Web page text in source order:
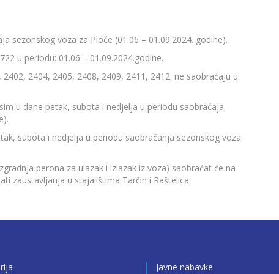
sezonskog voza za Ploče (01.06 – 01.09.2024. godine).
u periodu: 01.06 – 01.09.2024.godine.
2404, 2405, 2408, 2409, 2411, 2412: ne saobraćaju u
u dane petak, subota i nedjelja u periodu saobraćaja
subota i nedjelja u periodu saobraćanja sezonskog voza
perona za ulazak i izlazak iz voza) saobraćat će na
zaustavljanja u stajalištima Tarčin i Raštelica.
Javne nabavke